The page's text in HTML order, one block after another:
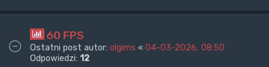
60 FPS
Ostatni post autor: olgims « 04-03-2026, 08:50
Odpowiedzi: 12